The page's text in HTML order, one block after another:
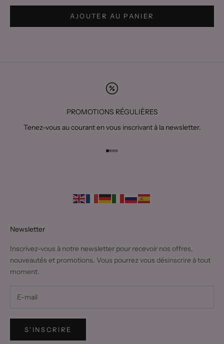
AJOUTER AU PANIER
PROMOTIONS RÉGULIÈRES
Tenez-vous au courant en vous inscrivant à la newsletter.
Aller à l'élément 1
Aller à l'élément 2
Aller à l'élément 3
Aller à l'élément 4
Newsletter
Inscrivez-vous à notre newsletter pour recevoir nos offres,
nouveautés et promotions. Vous pourrez vous désinscrire à tout
moment.
S'INSCRIRE